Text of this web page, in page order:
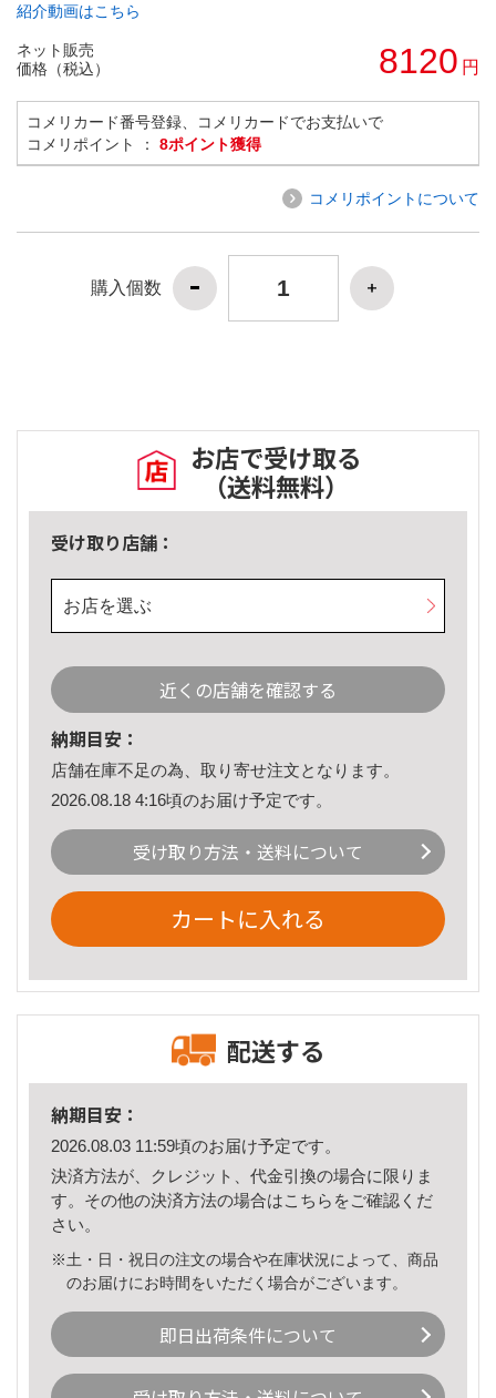
紹介動画はこちら
ネット販売
価格（税込）
8120 円
コメリカード番号登録、コメリカードでお支払いで
コメリポイント ： 8ポイント獲得
コメリポイントについて
購入個数
お店で受け取る
（送料無料）
受け取り店舗：
お店を選ぶ
近くの店舗を確認する
納期目安：
店舗在庫不足の為、取り寄せ注文となります。
2026.08.18 4:16頃のお届け予定です。
受け取り方法・送料について
カートに入れる
配送する
納期目安：
2026.08.03 11:59頃のお届け予定です。
決済方法が、クレジット、代金引換の場合に限りま
す。その他の決済方法の場合はこちら をご確認くだ
さい。
※土・日・祝日の注文の場合や在庫状況によって、商品
のお届けにお時間をいただく場合がございます。
即日出荷条件について